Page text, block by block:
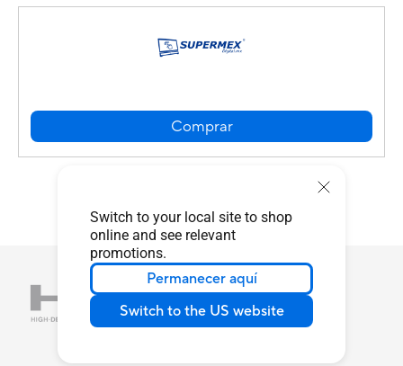
Switch to your local site to shop
online and see relevant
promotions.
Permanecer aquí
Switch to the US website
Comprar